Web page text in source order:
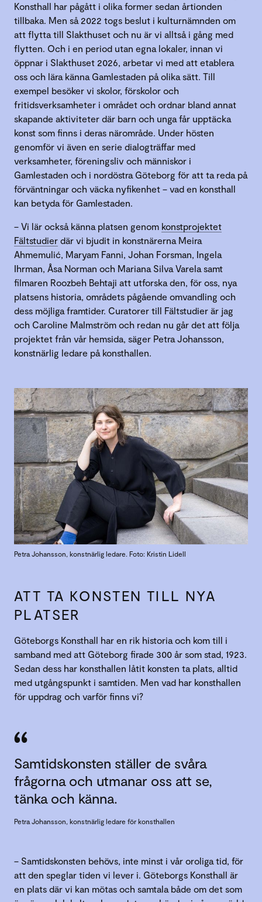
Konsthall har pågått i olika former sedan årtionden
tillbaka. Men så 2022 togs beslut i kulturnämnden om
att flytta till Slakthuset och nu är vi alltså i gång med
flytten. Och i en period utan egna lokaler, innan vi
öppnar i Slakthuset 2026, arbetar vi med att etablera
oss och lära känna Gamlestaden på olika sätt. Till
exempel besöker vi skolor, förskolor och
fritidsverksamheter i området och ordnar bland annat
skapande aktiviteter där barn och unga får upptäcka
konst som finns i deras närområde. Under hösten
genomför vi även en serie dialogträffar med
verksamheter, föreningsliv och människor i
Gamlestaden och i nordöstra Göteborg för att ta reda på
förväntningar och väcka nyfikenhet – vad en konsthall
kan betyda för Gamlestaden.
– Vi lär också känna platsen genom konstprojektet
Fältstudier där vi bjudit in konstnärerna Meira
Ahmemulić, Maryam Fanni, Johan Forsman, Ingela
Ihrman, Åsa Norman och Mariana Silva Varela samt
filmaren Roozbeh Behtaji att utforska den, för oss, nya
platsens historia, områdets pågående omvandling och
dess möjliga framtider. Curatorer till Fältstudier är jag
och Caroline Malmström och redan nu går det att följa
projektet från vår hemsida, säger Petra Johansson,
konstnärlig ledare på konsthallen.
Petra Johansson, konstnärlig ledare. Foto: Kristin Lidell
ATT TA KONSTEN TILL NYA
PLATSER
Göteborgs Konsthall har en rik historia och kom till i
samband med att Göteborg firade 300 år som stad, 1923.
Sedan dess har konsthallen låtit konsten ta plats, alltid
med utgångspunkt i samtiden. Men vad har konsthallen
för uppdrag och varför finns vi?
Samtidskonsten ställer de svåra
frågorna och utmanar oss att se,
tänka och känna.
Petra Johansson, konstnärlig ledare för konsthallen
– Samtidskonsten behövs, inte minst i vår oroliga tid, för
att den speglar tiden vi lever i. Göteborgs Konsthall är
en plats där vi kan mötas och samtala både om det som